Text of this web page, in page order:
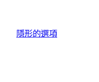
隱形的選項